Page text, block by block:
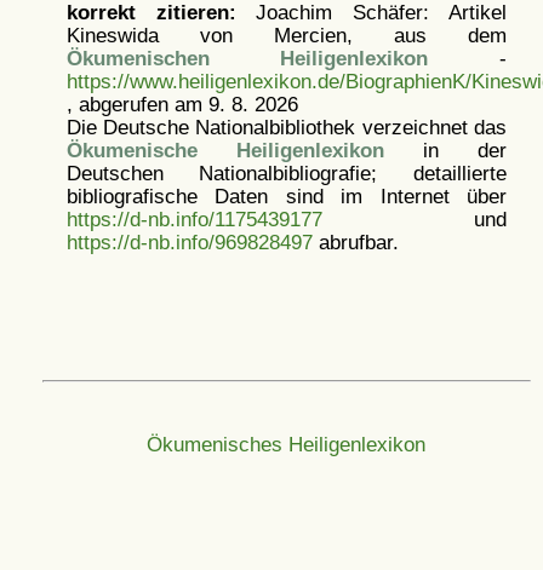
korrekt zitieren: Joachim Schäfer: Artikel
Kineswida von Mercien, aus dem
Ökumenischen Heiligenlexikon -
https://www.heiligenlexikon.de/BiographienK/
, abgerufen am 9. 8. 2026
Die Deutsche Nationalbibliothek verzeichnet das
Ökumenische Heiligenlexikonin der
Deutschen Nationalbibliografie; detaillierte
bibliografische Daten sind im Internet über
https://d-nb.info/1175439177und
https://d-nb.info/969828497abrufbar.
Ökumenisches Heiligenlexikon